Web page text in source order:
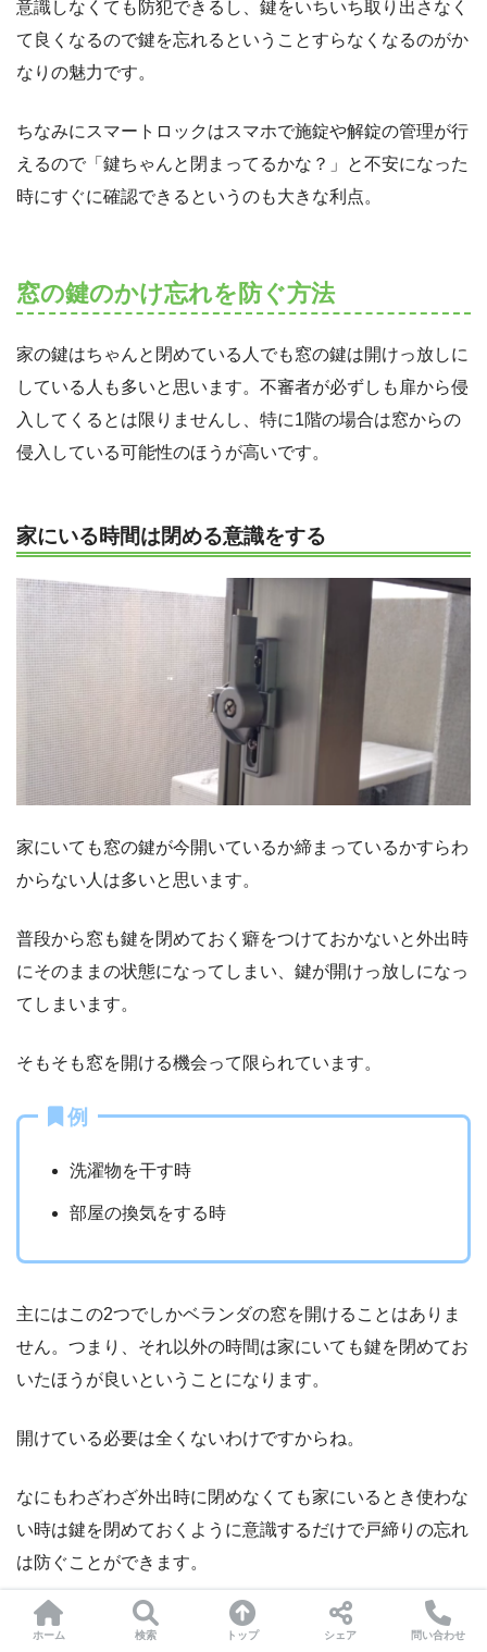
意識しなくても防犯できるし、鍵をいちいち取り出さなく
て良くなるので鍵を忘れるということすらなくなるのがか
なりの魅力です。
ちなみにスマートロックはスマホで施錠や解錠の管理が行
えるので「鍵ちゃんと閉まってるかな？」と不安になった
時にすぐに確認できるというのも大きな利点。
窓の鍵のかけ忘れを防ぐ方法
家の鍵はちゃんと閉めている人でも窓の鍵は開けっ放しに
している人も多いと思います。不審者が必ずしも扉から侵
入してくるとは限りませんし、特に1階の場合は窓からの
侵入している可能性のほうが高いです。
家にいる時間は閉める意識をする
家にいても窓の鍵が今開いているか締まっているかすらわ
からない人は多いと思います。
普段から窓も鍵を閉めておく癖をつけておかないと外出時
にそのままの状態になってしまい、鍵が開けっ放しになっ
てしまいます。
そもそも窓を開ける機会って限られています。
例
洗濯物を干す時
部屋の換気をする時
主にはこの2つでしかベランダの窓を開けることはありま
せん。つまり、それ以外の時間は家にいても鍵を閉めてお
いたほうが良いということになります。
開けている必要は全くないわけですからね。
なにもわざわざ外出時に閉めなくても家にいるとき使わな
い時は鍵を閉めておくように意識するだけで戸締りの忘れ
は防ぐことができます。
点検チェッカーを使う
ホーム 検索 トップ シェア 問い合わせ